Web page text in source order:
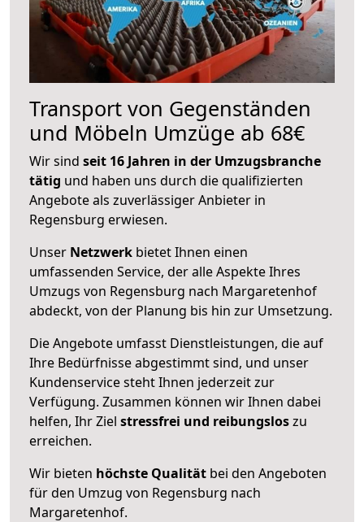
Transport von Gegenständen
und Möbeln Umzüge ab 68€
Wir sind seit 16 Jahren in der Umzugsbranche
tätig und haben uns durch die qualifizierten
Angebote als zuverlässiger Anbieter in
Regensburg erwiesen.
Unser Netzwerk bietet Ihnen einen
umfassenden Service, der alle Aspekte Ihres
Umzugs von Regensburg nach Margaretenhof
abdeckt, von der Planung bis hin zur Umsetzung.
Die Angebote umfasst Dienstleistungen, die auf
Ihre Bedürfnisse abgestimmt sind, und unser
Kundenservice steht Ihnen jederzeit zur
Verfügung. Zusammen können wir Ihnen dabei
helfen, Ihr Ziel stressfrei und reibungsloszu
erreichen.
Wir bieten höchste Qualität bei den Angeboten
für den Umzug von Regensburg nach
Margaretenhof.